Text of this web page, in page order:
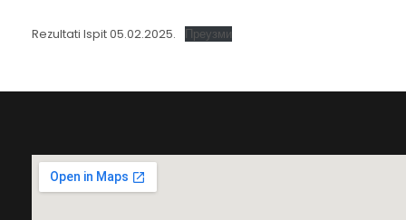
Rezultati Ispit 05.02.2025. Преузми